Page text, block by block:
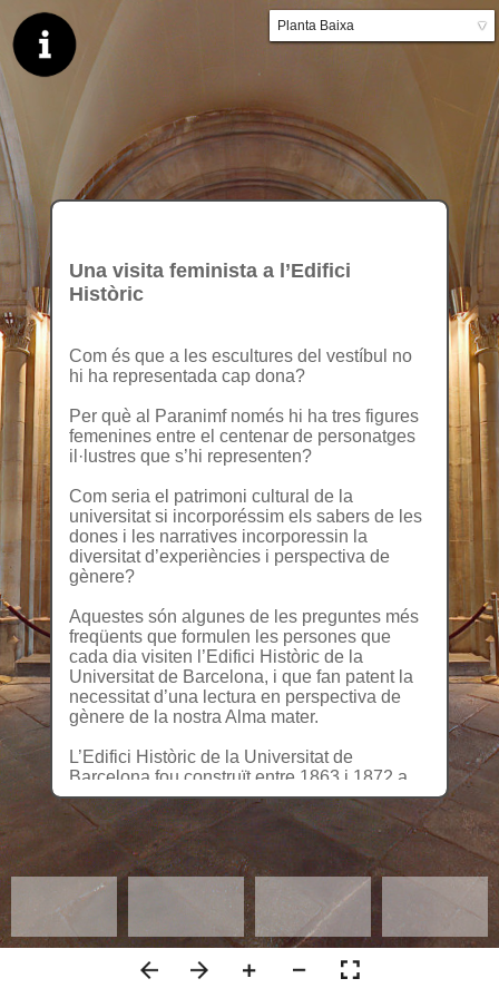
Una visita feminista a l’Edifici
Històric
Com és que a les escultures del vestíbul no
hi ha representada cap dona?
Per què al Paranimf només hi ha tres figures
femenines entre el centenar de personatges
il·lustres que s’hi representen?
Com seria el patrimoni cultural de la
universitat si incorporéssim els sabers de les
dones i les narratives incorporessin la
diversitat d’experiències i perspectiva de
gènere?
Aquestes són algunes de les preguntes més
freqüents que formulen les persones que
cada dia visiten l’Edifici Històric de la
Universitat de Barcelona, i que fan patent la
necessitat d’una lectura en perspectiva de
gènere de la nostra Alma mater.
L’Edifici Històric de la Universitat de
Barcelona fou construït entre 1863 i 1872 a
l’actual plaça de la Universitat. Acabada
l’arquitectura, s’iniciaren els grans programes
decoratius destinats a vestir la nova
construcció, que no es completarien fins a
l’any 1885 amb la finalització del Paranimf.
La imatge de la nova Universitat volia
destacar les ciències i les humanitats que hi
havien de florir, prenent un denominador
comú: la pràctica invisibilització del saber
femení. Una institució construïda per homes, i
▼
Planta Baixa
Planta primera